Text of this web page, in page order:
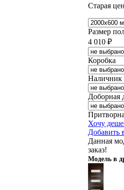
Старая
Размер
4 010 ₽
Коробка
Наличник
Доборная
Хочу
Добавить
Данная
заказ!
Модель в